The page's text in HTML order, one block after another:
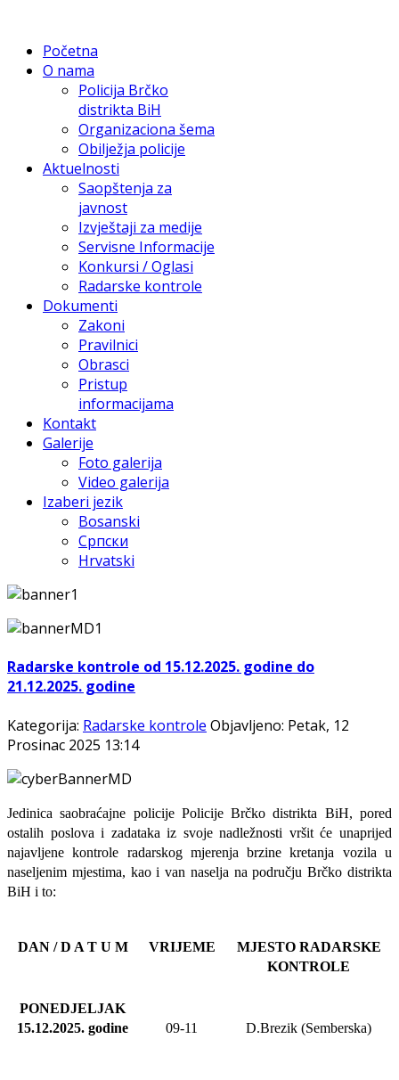
Početna
O nama
Policija Brčko
distrikta BiH
Organizaciona šema
Obilježja policije
Aktuelnosti
Saopštenja za
javnost
Izvještaji za medije
Servisne Informacije
Konkursi / Oglasi
Radarske kontrole
Dokumenti
Zakoni
Pravilnici
Obrasci
Pristup
informacijama
Kontakt
Galerije
Foto galerija
Video galerija
Izaberi jezik
Bosanski
Српски
Hrvatski
Radarske kontrole od 15.12.2025. godine do
21.12.2025. godine
Kategorija: Radarske kontrole Objavljeno: Petak, 12
Prosinac 2025 13:14
Jedinica saobraćajne policije Policije Brčko distrikta BiH, pored
ostalih poslova i zadataka iz svoje nadležnosti vršit će unaprijed
najavljene kontrole radarskog mjerenja brzine kretanja vozila u
naseljenim mjestima, kao i van naselja na području Brčko distrikta
BiH i to:
DAN / D A T U M VRIJEME
MJESTO RADARSKE
KONTROLE
PONEDJELJAK
15.12.2025. godine 09-11 D.Brezik (Semberska)